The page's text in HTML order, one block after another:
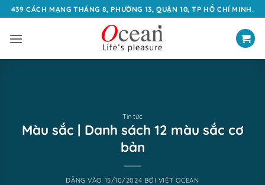
qua
nội
439 CÁCH MẠNG THÁNG 8, PHƯỜNG 13, QUẬN 10, TP HỒ CHÍ MINH.
Tin tức
Màu sắc | Danh sách 12 màu sắc cơ
bản
ĐĂNG VÀO 15/10/2024 BỞI VIỆT OCEAN